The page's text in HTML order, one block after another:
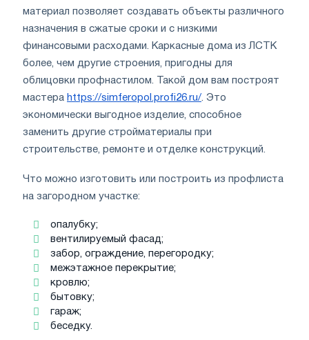
материал позволяет создавать объекты различного
назначения в сжатые сроки и с низкими
финансовыми расходами. Каркасные дома из ЛСТК
более, чем другие строения, пригодны для
облицовки профнастилом. Такой дом вам построят
мастера https://simferopol.profi26.ru/. Это
экономически выгодное изделие, способное
заменить другие стройматериалы при
строительстве, ремонте и отделке конструкций.
Что можно изготовить или построить из профлиста
на загородном участке:
опалубку;
вентилируемый фасад;
забор, ограждение, перегородку;
межэтажное перекрытие;
кровлю;
бытовку;
гараж;
беседку.